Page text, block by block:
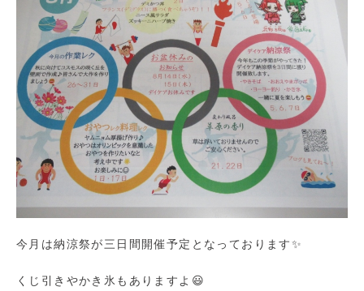
今月は納涼祭が三日間開催予定となっております✨
くじ引きやかき氷もありますよ😃